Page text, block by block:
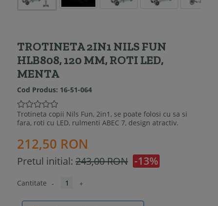
TROTINETA 2IN1 NILS FUN
HLB808, 120 MM, ROTI LED,
MENTA
Cod Produs: 16-51-064
Trotineta copii Nils Fun, 2in1, se poate folosi cu sa si
fara, roti cu LED, rulmenti ABEC 7, design atractiv.
212,50 RON
Pretul initial: 243,00 RON -13%
Cantitate - +